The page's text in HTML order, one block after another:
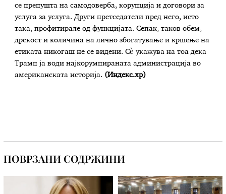
се препушта на самодоверба, корупција и договори за
услуга за услуга. Други претседатели пред него, исто
така, профитирале од функцијата. Сепак, таков обем,
дрскост и количина на лично збогатување и кршење на
етиката никогаш не се видени. Сè укажува на тоа дека
Трамп ја води најкорумпираната администрација во
американската историја. (Индекс.хр)
ПОВРЗАНИ СОДРЖИНИ